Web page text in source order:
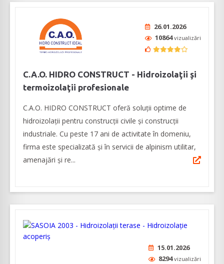
26.01.2026
10864vizualizări
C.A.O. HIDRO CONSTRUCT - Hidroizolaţii şi
termoizolaţii profesionale
C.A.O. HIDRO CONSTRUCT oferă soluții optime de
hidroizolații pentru construcții civile și construcții
industriale. Cu peste 17 ani de activitate în domeniu,
firma este specializată și în servicii de alpinism utilitar,
amenajări și re...
15.01.2026
8294vizualizări